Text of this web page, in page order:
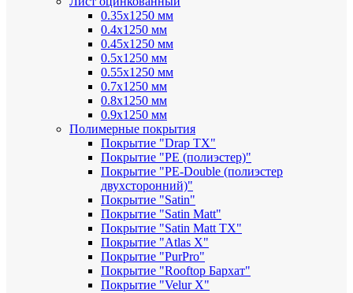
0.35х1250 мм
0.4х1250 мм
0.45х1250 мм
0.5х1250 мм
0.55х1250 мм
0.7х1250 мм
0.8х1250 мм
0.9х1250 мм
Полимерные покрытия
Покрытие "Drap TX"
Покрытие "PE (полиэстер)"
Покрытие "PE-Double (полиэстер
двухсторонний)"
Покрытие "Satin"
Покрытие "Satin Мatt"
Покрытие "Satin Matt TX"
Покрытие "Atlas X"
Покрытие "PurPro"
Покрытие "Rooftop Бархат"
Покрытие "Velur X"